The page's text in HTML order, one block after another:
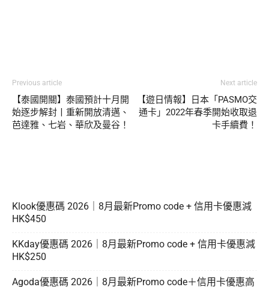
Previous article
【泰國開關】泰國預計十月開
始逐步解封丨重新開放清邁、
芭達雅、七岩、華欣及曼谷！
Next article
【遊日情報】日本「PASMO交
通卡」2022年春季開始收取退
卡手續費！
Klook優惠碼 2026｜8月最新Promo code + 信用卡優惠減
HK$450
KKday優惠碼 2026｜8月最新Promo code + 信用卡優惠減
HK$250
Agoda優惠碼 2026｜8月最新Promo code＋信用卡優惠高